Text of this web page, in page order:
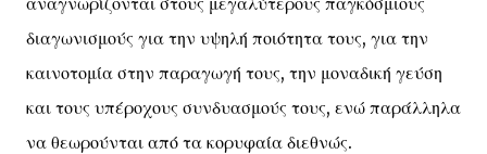
διαγωνισμούς για την υψηλή ποιότητα τους, για την
καινοτομία στην παραγωγή τους, την μοναδική γεύση
και τους υπέροχους συνδυασμούς τους, ενώ παράλληλα
να θεωρούνται από τα κορυφαία διεθνώς.